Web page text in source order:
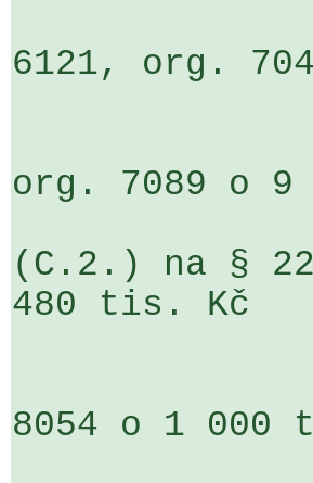
6121, org.
org. 7089 o
(C.2.) na §
480 tis. Kč
8054 o 1 000